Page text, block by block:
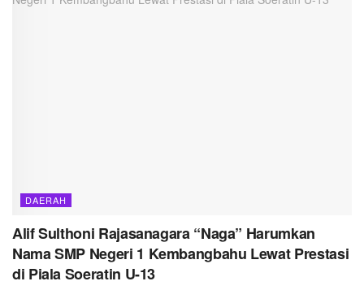
DAERAH
Alif Sulthoni Rajasanagara “Naga” Harumkan
Nama SMP Negeri 1 Kembangbahu Lewat Prestasi
di Piala Soeratin U-13